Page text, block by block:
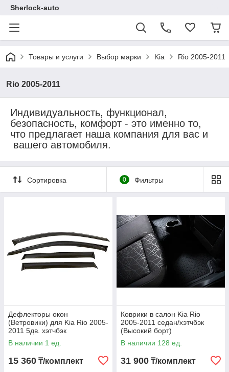
Sherlock-auto
Товары и услуги Выбор марки Kia Rio 2005-2011
Rio 2005-2011
Индивидуальность, функционал,
безопасность, комфорт - это именно то,
что предлагает наша компания для вас и
вашего автомобиля.
Сортировка 0 Фильтры
Дефлекторы окон
(Ветровики) для Kia Rio 2005-
2011 5дв. хэтчбэк
В наличии 1 ед.
15 360 ₸/комплект
Коврики в салон Kia Rio
2005-2011 седан/хэтчбэк
(Высокий борт)
В наличии 128 ед.
31 900 ₸/комплект